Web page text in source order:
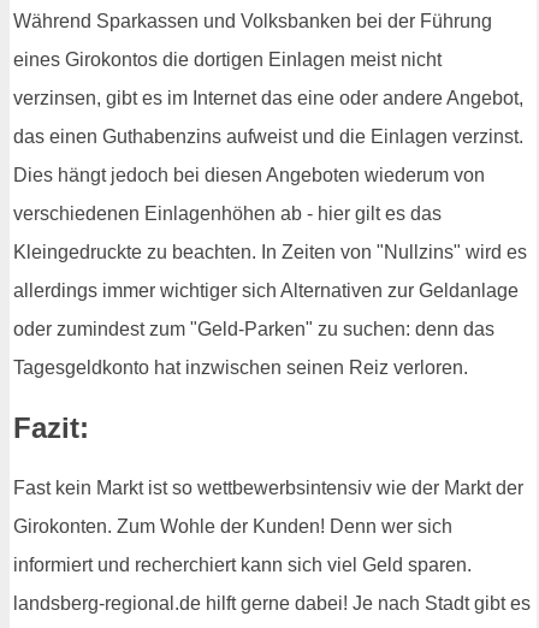
Während Sparkassen und Volksbanken bei der Führung
eines Girokontos die dortigen Einlagen meist nicht
verzinsen, gibt es im Internet das eine oder andere Angebot,
das einen Guthabenzins aufweist und die Einlagen verzinst.
Dies hängt jedoch bei diesen Angeboten wiederum von
verschiedenen Einlagenhöhen ab - hier gilt es das
Kleingedruckte zu beachten. In Zeiten von "Nullzins" wird es
allerdings immer wichtiger sich Alternativen zur Geldanlage
oder zumindest zum "Geld-Parken" zu suchen: denn das
Tagesgeldkonto hat inzwischen seinen Reiz verloren.
Fazit:
Fast kein Markt ist so wettbewerbsintensiv wie der Markt der
Girokonten. Zum Wohle der Kunden! Denn wer sich
informiert und recherchiert kann sich viel Geld sparen.
landsberg-regional.de hilft gerne dabei! Je nach Stadt gibt es